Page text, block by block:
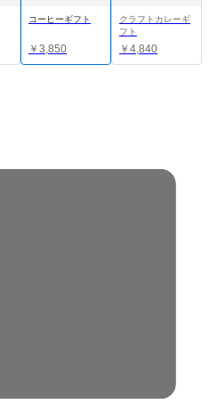
コーヒーギフト
￥3,850
クラフトカレーギ
フト
￥4,840